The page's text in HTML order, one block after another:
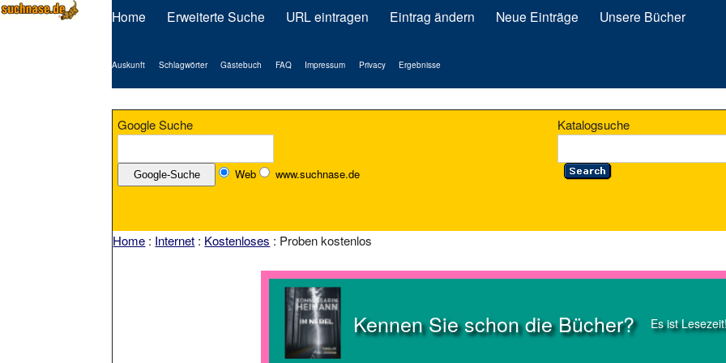
Home Erweiterte Suche URL eintragen Eintrag ändern Neue Einträge Unsere Bücher
Auskunft Schlagwörter Gästebuch FAQ Impressum Privacy Ergebnisse
Google Suche
Web www.suchnase.de
Katalogsuche
Home : Internet : Kostenloses : Proben kostenlos
Kennen Sie schon die Bücher? Es ist